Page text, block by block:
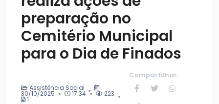
preparação no
Cemitério Municipal
para o Dia de Finados
Assistência Social
30/10/2025 17:34 223
1
Compartilhar: